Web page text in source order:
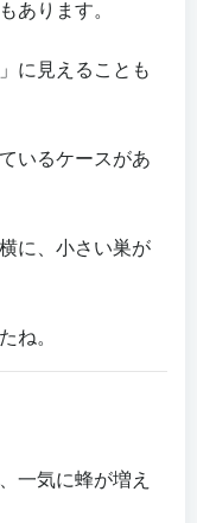
あります。
に見えることも
いるケースがあ
に、小さい巣が
ね。
一気に蜂が増え